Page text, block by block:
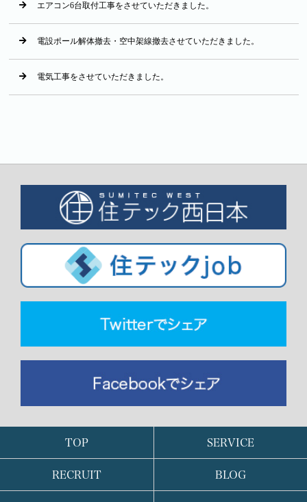
エアコン6台取付工事をさせていただきました。
電設ポール解体撤去・空中架線撤去させていただきました。
電気工事をさせていただきました。
TOP SERVICE
RECRUIT BLOG